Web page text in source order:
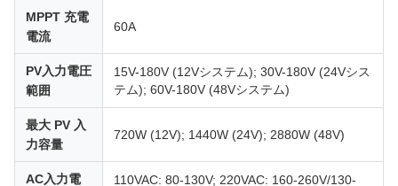
MPPT 充電
電流
60A
PV入力電圧
範囲
15V-180V (12Vシステム); 30V-180V (24Vシス
テム); 60V-180V (48Vシステム)
最大 PV 入
力容量
720W (12V); 1440W (24V); 2880W (48V)
AC入力電 110VAC: 80-130V; 220VAC: 160-260V/130-